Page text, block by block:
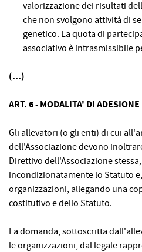
valorizzazione dei risultati
che non svolgono attività di
genetico. La quota di
associativo è intrasmissibile
(...)
ART. 6 - MODALITA' DI ADESIONE
Gli allevatori (o gli enti) di cui
dell'Associazione devono
Direttivo dell'Associazione
incondizionatamente lo Statuto
organizzazioni, allegando una
costitutivo e dello Statuto.
La domanda, sottoscritta
le organizzazioni, dal legale